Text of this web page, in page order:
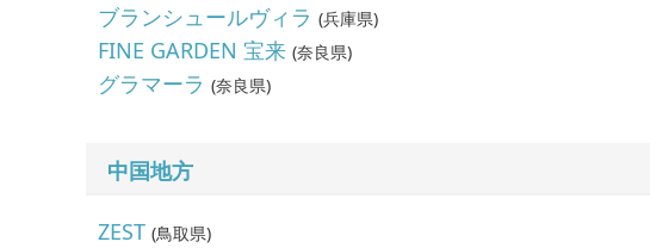
ブランシュールヴィラ (兵庫県)
FINE GARDEN 宝来 (奈良県)
グラマーラ (奈良県)
中国地方
ZEST (鳥取県)